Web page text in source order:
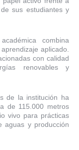
sus estudiantes y
combina
aplicado.
con calidad
renovables y
de la institución ha
de 115.000 metros
vivo para prácticas
aguas y producción